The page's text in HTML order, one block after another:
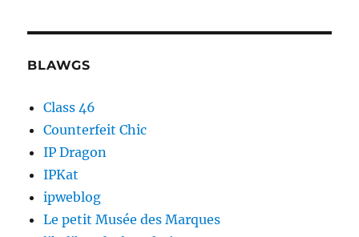
BLAWGS
Class 46
Counterfeit Chic
IP Dragon
IPKat
ipweblog
Le petit Musée des Marques